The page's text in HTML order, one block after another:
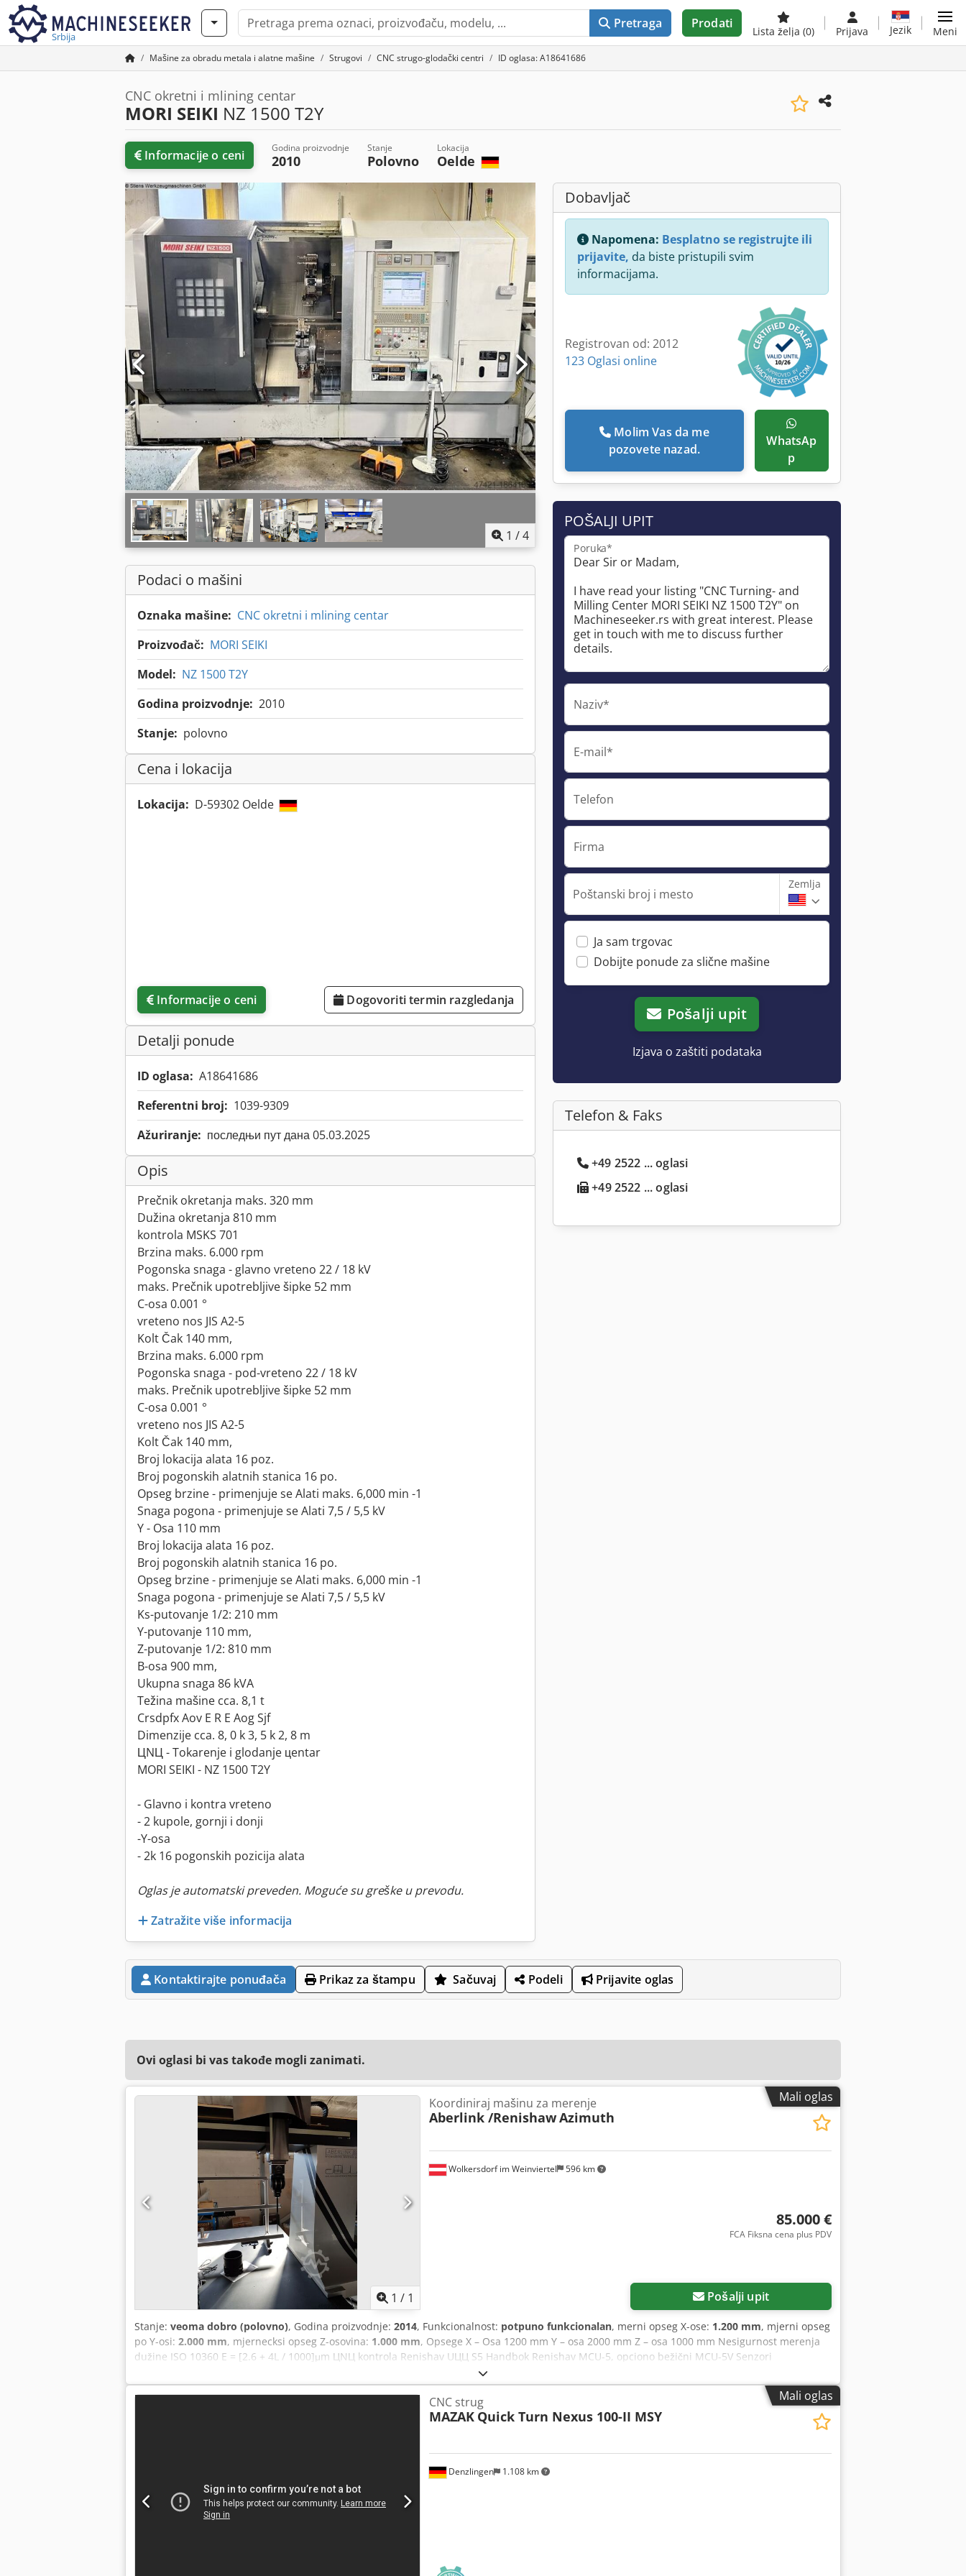
Srbija
Pretraga Prodati
Lista želja (0) Prijava Jezik Meni
Mašine za obradu metala i alatne mašine Strugovi CNC strugo-glodački centri ID oglasa: A18641686
CNC okretni i mlining centar
MORI SEIKI NZ 1500 T2Y
Informacije o ceni Godina proizvodnje
2010
Stanje
Polovno
Lokacija
Oelde
1 /4
Podaci o mašini
Oznaka mašine: CNC okretni i mlining centar
Proizvođač: MORI SEIKI
Model: NZ 1500 T2Y
Godina proizvodnje: 2010
Stanje: polovno
Cena i lokacija
Lokacija: D-59302 Oelde
Informacije o ceni Dogovoriti termin razgledanja
Detalji ponude
ID oglasa: A18641686
Referentni broj: 1039-9309
Ažuriranje: последњи пут дана 05.03.2025
Opis
Prečnik okretanja maks. 320 mm
Dužina okretanja 810 mm
kontrola MSKS 701
Brzina maks. 6.000 rpm
Pogonska snaga - glavno vreteno 22 / 18 kV
maks. Prečnik upotrebljive šipke 52 mm
C-osa 0.001 °
vreteno nos JIS A2-5
Kolt Čak 140 mm,
Brzina maks. 6.000 rpm
Pogonska snaga - pod-vreteno 22 / 18 kV
maks. Prečnik upotrebljive šipke 52 mm
C-osa 0.001 °
vreteno nos JIS A2-5
Kolt Čak 140 mm,
Broj lokacija alata 16 poz.
Broj pogonskih alatnih stanica 16 po.
Opseg brzine - primenjuje se Alati maks. 6,000 min -1
Snaga pogona - primenjuje se Alati 7,5 / 5,5 kV
Y - Osa 110 mm
Broj lokacija alata 16 poz.
Broj pogonskih alatnih stanica 16 po.
Opseg brzine - primenjuje se Alati maks. 6,000 min -1
Snaga pogona - primenjuje se Alati 7,5 / 5,5 kV
Ks-putovanje 1/2: 210 mm
Y-putovanje 110 mm,
Z-putovanje 1/2: 810 mm
B-osa 900 mm,
Ukupna snaga 86 kVA
Težina mašine cca. 8,1 t
Crsdpfx Aov E R E Aog Sjf
Dimenzije cca. 8, 0 k 3, 5 k 2, 8 m
ЦNЦ - Tokarenje i glodanje цentar
MORI SEIKI - NZ 1500 T2Y
- Glavno i kontra vreteno
- 2 kupole, gornji i donji
-Y-osa
- 2k 16 pogonskih pozicija alata
Oglas je automatski preveden. Moguće su greške u prevodu.
Zatražite više informacija
Dobavljač
Napomena: Besplatno se registrujte ili
prijavite, da biste pristupili svim
informacijama.
Registrovan od: 2012
123 Oglasi online
pozovete nazad.
WhatsAp
p
POŠALJI UPIT
Poruka*
Naziv*
E-mail*
Telefon
Firma
Poštanski broj i mesto
Zemlja
Ja sam trgovac
Dobijte ponude za slične mašine
Pošalji upit
Izjava o zaštiti podataka
Telefon & Faks
+49 2522 ... oglasi
+49 2522 ... oglasi
Kontaktirajte ponuđača Prikaz za štampu Sačuvaj Podeli Prijavite oglas
Ovi oglasi bi vas takođe mogli zanimati.
Mali oglas
1 / 1
Wolkersdorf im Weinviertel 596 km
Koordiniraj mašinu za merenje
Aberlink /RenishawAzimuth
85.000 €
FCA Fiksna cena plus PDV
Pošalji upit
Stanje: veoma dobro (polovno), Godina proizvodnje: 2014, Funkcionalnost: potpuno funkcionalan, merni opseg X-ose: 1.200 mm, mjerni opseg
po Y-osi: 2.000 mm, mjernecksi opseg Z-osovina: 1.000 mm, Opsege X – Osa 1200 mm Y – osa 2000 mm Z – osa 1000 mm Nesigurnost merenja
dužine ISO 10360 E = [2.6 + 4L / 1000]μm ЦNЦ kontrola Renishav UЦЦ S5 Handbok Renishav MCU-5, opciono bežični MCU-5V Senzori
temperature Renishav Sistem za sondiranje Renishav REVO-2 5-osni sistem za skeniranje Renishav Sonda Promena sistema (Cena REVO oko
80.000 €,-- novi) Software Inspect3D Inca V6 nova licenca (svi jezici) Crodpfx Agodv I Abj Ssf Prvobitno izgrađen 2014. godine, modernizovan
Mali oglas
Denzlingen 1.108 km
CNC strug
MAZAK Quick Turn Nexus 100-II MSY